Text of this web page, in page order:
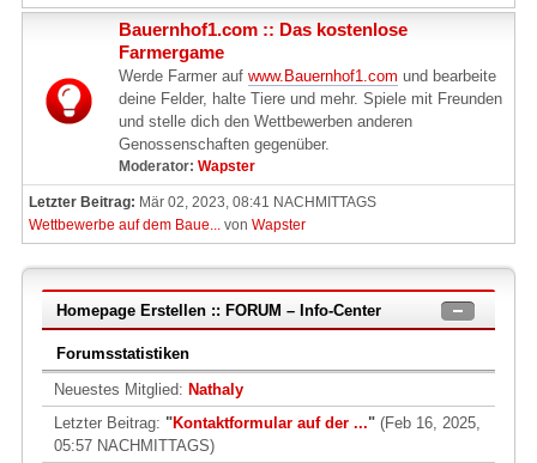
Bauernhof1.com :: Das kostenlose
Farmergame
Werde Farmer auf www.Bauernhof1.com und bearbeite
deine Felder, halte Tiere und mehr. Spiele mit Freunden
und stelle dich den Wettbewerben anderen
Genossenschaften gegenüber.
Moderator: Wapster
Letzter Beitrag: Mär 02, 2023, 08:41 NACHMITTAGS
Wettbewerbe auf dem Baue... von Wapster
Homepage Erstellen :: FORUM – Info-Center
Forumsstatistiken
Neuestes Mitglied: Nathaly
Letzter Beitrag: "Kontaktformular auf der ..." (Feb 16, 2025,
05:57 NACHMITTAGS)